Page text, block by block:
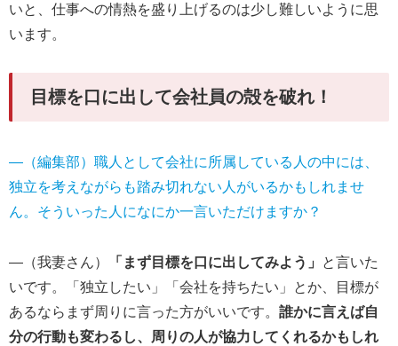
いと、仕事への情熱を盛り上げるのは少し難しいように思
います。
目標を口に出して会社員の殻を破れ！
―（編集部）職人として会社に所属している人の中には、
独立を考えながらも踏み切れない人がいるかもしれませ
ん。そういった人になにか一言いただけますか？
―（我妻さん） 「まず目標を口に出してみよう」
と言いた
いです。「独立したい」「会社を持ちたい」とか、目標が
あるならまず周りに言った方がいいです。 誰かに言えば自
分の行動も変わるし、周りの人が協力してくれるかもしれ